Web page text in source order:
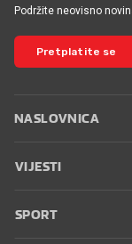
Podržite neovisno
Pretplatite se
NASLOVNICA
VIJESTI
SPORT